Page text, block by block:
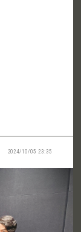
2024/10/05 23:35